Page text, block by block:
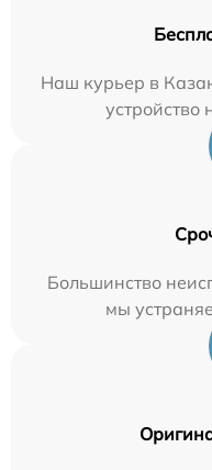
Наш курьер в
устройство
Большинство
мы